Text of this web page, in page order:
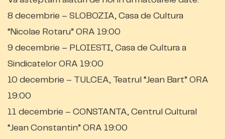
8 decembrie – SLOBOZIA, Casa de Cultura
“Nicolae Rotaru” ORA 19:00
9 decembrie – PLOIESTI, Casa de Cultura a
Sindicatelor ORA 19:00
10 decembrie – TULCEA, Teatrul “Jean Bart” ORA
19:00
11 decembrie – CONSTANTA, Centrul Cultural
“Jean Constantin” ORA 19:00